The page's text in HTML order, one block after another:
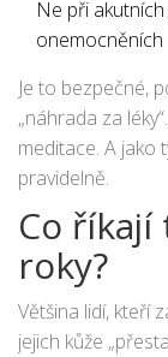
Ne při
onemocněních
Je to bezpečné,
„náhrada za
meditace. A jako
pravidelně.
Co
roky?
Většina lidí, kteří
jejich kůže